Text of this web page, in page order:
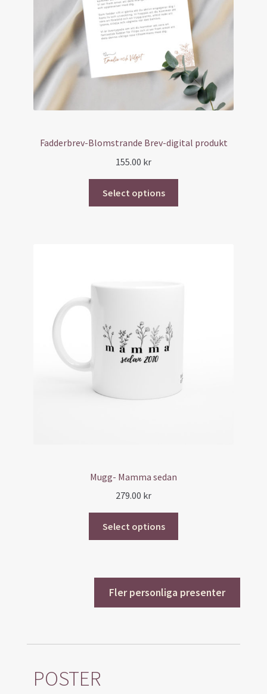
Fadderbrev-Blomstrande Brev-digital produkt
155.00 kr
Select options
Mugg- Mamma sedan
279.00 kr
Select options
Fler personliga presenter
POSTER